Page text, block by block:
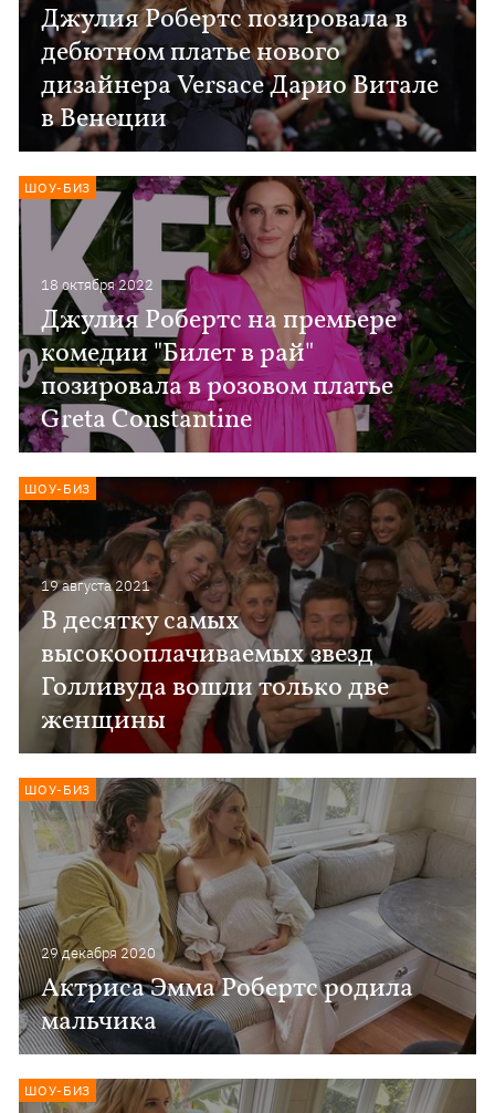
Джулия Робертс позировала в
дебютном платье нового
дизайнера Versace Дарио Витале
в Венеции
18 октября 2022
Джулия Робертс на премьере
комедии "Билет в рай"
позировала в розовом платье
Greta Constantine
ШОУ-БИЗ
19 августа 2021
В десятку самых
высокооплачиваемых звезд
Голливуда вошли только две
женщины
ШОУ-БИЗ
29 декабря 2020
Актриса Эмма Робертс родила
мальчика
ШОУ-БИЗ
ШОУ-БИЗ